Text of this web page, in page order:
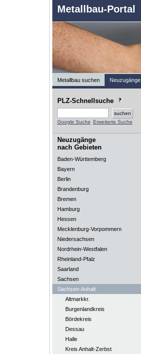
Metallbau-Portal
Metallbau suchen Neuzugänge
PLZ-Schnellsuche
Google Suche Erweiterte Suche
Neuzugänge
nach Gebieten
Baden-Württemberg
Bayern
Berlin
Brandenburg
Bremen
Hamburg
Hessen
Mecklenburg-Vorpommern
Niedersachsen
Nordrhein-Westfalen
Rheinland-Pfalz
Saarland
Sachsen
Sachsen-Anhalt
Altmarkkr.
Burgenlandkreis
Bördekreis
Dessau
Halle
Kreis Anhalt-Zerbst